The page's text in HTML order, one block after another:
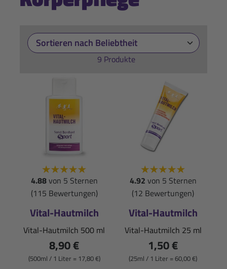
9 Produkte
4.88von 5 Sternen
(115 Bewertungen)
Vital-Hautmilch
Vital-Hautmilch 500 ml
8,90 €
(500ml / 1 Liter = 17,80 €)
4.92 von 5 Sternen
(12 Bewertungen)
Vital-Hautmilch
Vital-Hautmilch 25 ml
1,50 €
(25ml / 1 Liter = 60,00 €)